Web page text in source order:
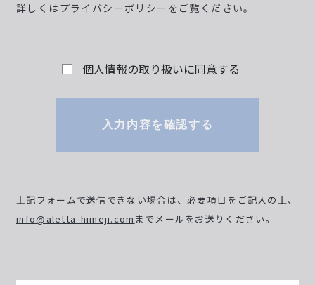
詳しくはプライバシーポリシー をご覧ください。
個人情報の取り扱いに同意する
入力内容を確認する
上記フォームで送信できない場合は、必要項目をご記入の上、
info@aletta-himeji.com までメールをお送りください。